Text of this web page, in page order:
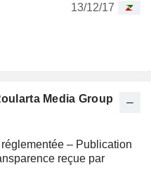
13/12/17
Media Group
– Publication
reçue par